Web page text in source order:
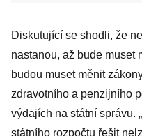
Diskutující se shodli, že
nastanou, až bude muset
budou muset měnit
zdravotního a penzijního
výdajích na státní správu.
státního rozpočtu řešit